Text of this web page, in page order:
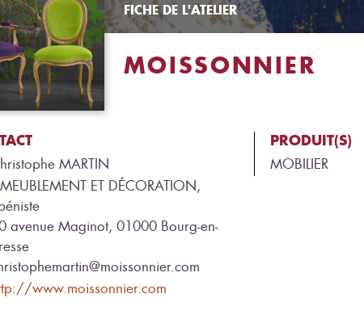
FICHE DE L'ATELIER
MOISSONNIER
MARTIN
ET DÉCORATION,
avenue Maginot, 01000 Bourg-en-
www.moissonnier.com
PRODUIT(S)
MOBILIER